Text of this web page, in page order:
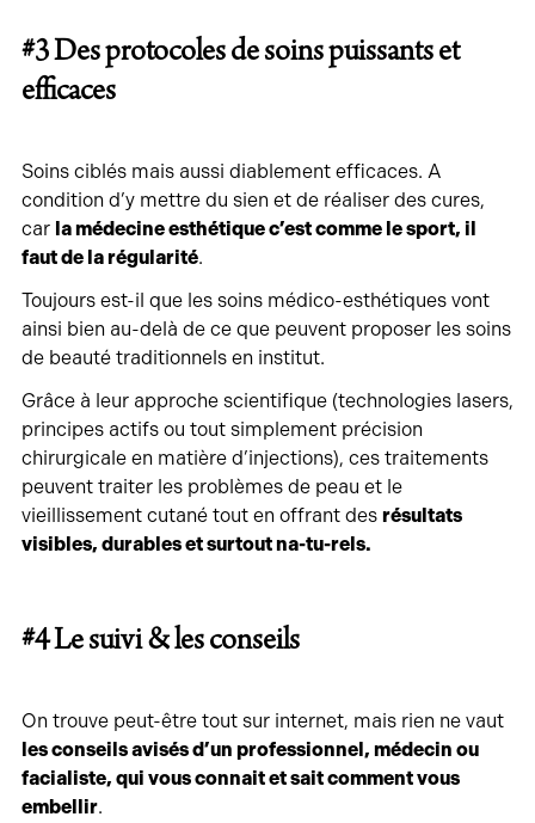
#3Des protocoles de soins puissants et
efficaces
Soins ciblés mais aussi diablement efficaces. A
condition d’y mettre du sien et de réaliser des cures,
car la médecine esthétique c’est comme le sport, il
faut de la régularité.
Toujours est-il que les soins médico-esthétiques vont
ainsi bien au-delà de ce que peuvent proposer les soins
de beauté traditionnels en institut.
Grâce à leur approche scientifique (technologies lasers,
principes actifs ou tout simplement précision
chirurgicale en matière d’injections), ces traitements
peuvent traiter les problèmes de peau et le
vieillissement cutané tout en offrant des résultats
visibles, durables et surtout na-tu-rels.
#4 Le suivi & les conseils
On trouve peut-être tout sur internet, mais rien ne vaut
les conseils avisés d’un professionnel, médecin ou
facialiste, qui vous connait et sait comment vous
embellir.